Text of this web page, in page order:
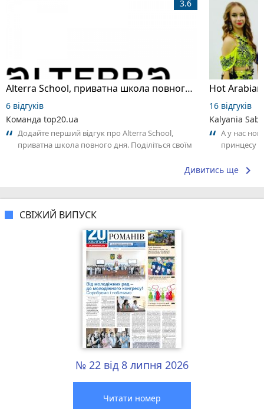
Alterra School, приватна школа повного дня
3.6
6 відгуків
Команда top20.ua
Додайте перший відгук про Alterra School,
приватна школа повного дня. Поділіться своїм
16 відгуків
Kalyania
А у нас
принцесу
Дивитись ще keyboard_arrow_right
СВІЖИЙ ВИПУСК
№ 22 від 8 липня 2026
Читати номер